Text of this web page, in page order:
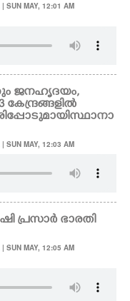
| SUN MAY, 12:01 AM
ജനഹൃദയം,
കേന്ദ്രങ്ങളിൽ
സ്ഥാനാ
| SUN MAY, 12:03 AM
പ്രസാർ ഭാരതി
| SUN MAY, 12:05 AM